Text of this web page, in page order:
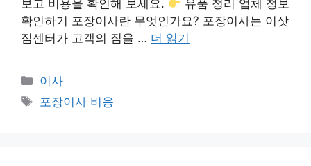
보고 비용을 확인해 보세요.
유품 정리 업체 정보
확인하기 포장이사란 무엇인가요? 포장이사는 이삿
짐센터가 고객의 짐을 … 더 읽기
카
테
이사
태
포장이사 비용